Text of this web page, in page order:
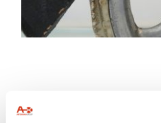
VIENI A VEDERE